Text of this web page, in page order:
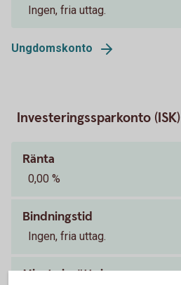
Ingen, fria uttag.
Ungdomskonto
Investeringssparkonto (ISK)
Ränta
0,00 %
Bindningstid
Ingen, fria uttag.
Minsta insättning